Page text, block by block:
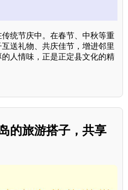
统节庆中。在春节、中秋等重
送礼物、共庆佳节，增进邻里
人情味，正是正定县文化的精
的旅游搭子，共享